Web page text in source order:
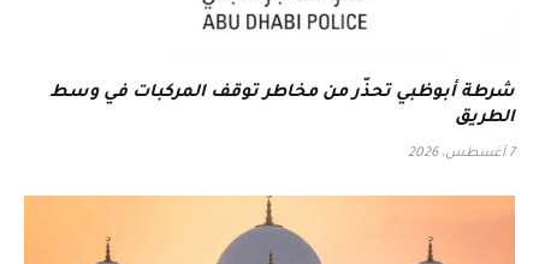
شرطة أبوظبي تحذّر من مخاطر توقف المركبات في وسط
الطريق
7 أغسطس، 2026